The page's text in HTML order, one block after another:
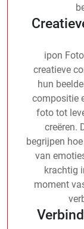
ipon
creatieve
hun
compositie
foto tot
creëren.
begrijpen
van
krachtig
moment